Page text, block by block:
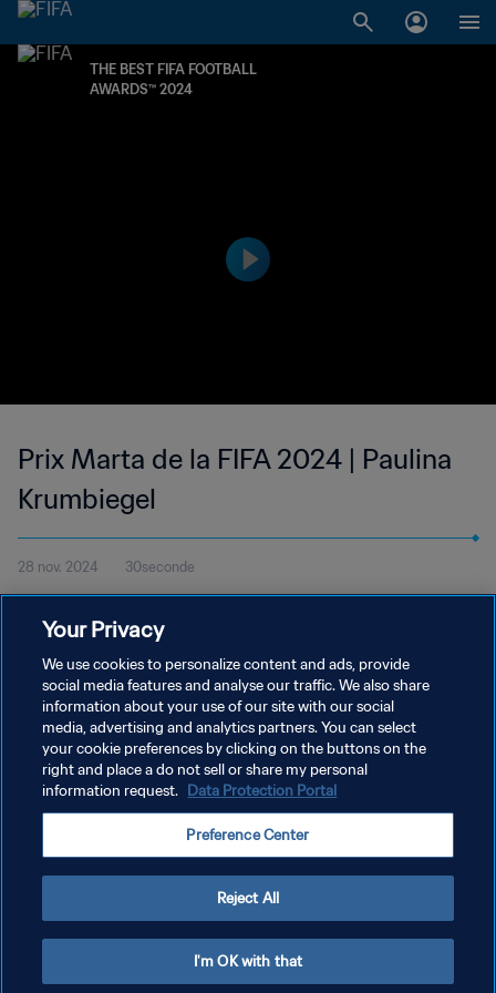
THE BEST FIFA FOOTBALL
AWARDS™ 2024
Prix Marta de la FIFA 2024 | Paulina
Krumbiegel
28 nov. 2024 30seconde
Duisburg en Frauen-Bundesliga allemande et votez pour le Prix
Marta de la FIFA 2024.
POLITIQUE DE CONFIDENTIALITÉ
CONDITIONS D'UTILISATION
GÉRER VOS PRÉFÉRENCES SUR LES COOKIES
Copyright © 1994 - 2026 FIFA. Tous droits réservés.
Your Privacy
We use cookies to personalize content and ads, provide
social media features and analyse our traffic. We also share
information about your use of our site with our social
media, advertising and analytics partners. You can select
your cookie preferences by clicking on the buttons on the
right and place a do not sell or share my personal
information request. Data Protection Portal
Preference Center
Reject All
I'm OK with that